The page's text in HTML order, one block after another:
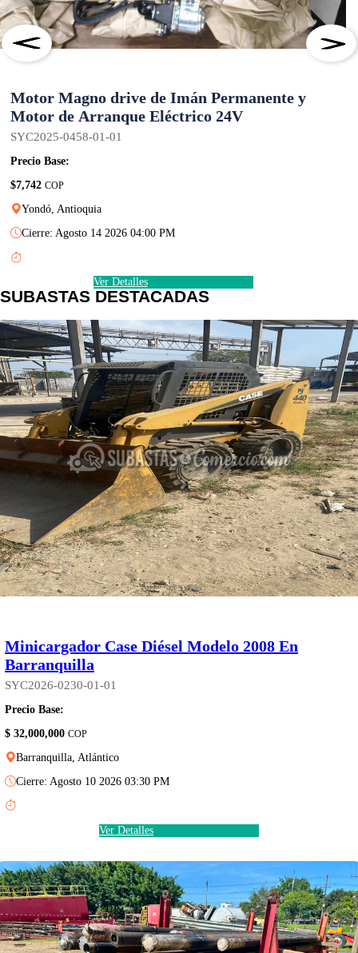
Motor Magno drive de Imán Permanente y
Motor de Arranque Eléctrico 24V
SYC2025-0458-01-01
Precio Base:
$7,742 COP
Yondó, Antioquia
Cierre: Agosto 14 2026 04:00 PM
Ver Detalles
SUBASTAS DESTACADAS
Minicargador Case Diésel Modelo 2008 En
Barranquilla
SYC2026-0230-01-01
Precio Base:
$ 32,000,000 COP
Barranquilla, Atlántico
Cierre: Agosto 10 2026 03:30 PM
Ver Detalles